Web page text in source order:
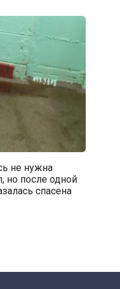
не нужна
но после одной
спасена